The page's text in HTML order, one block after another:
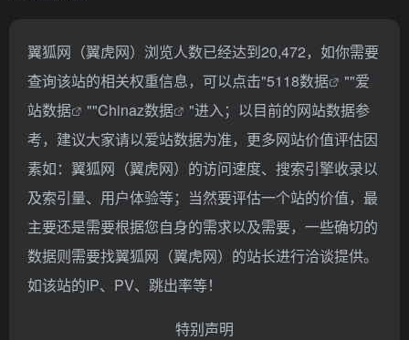
翼狐网（翼虎网）浏览人数已经达到20,472，如你需要
查询该站的相关权重信息，可以点击"5118数据 ""爱
站数据
""Chinaz数据
"进入；以目前的网站数据参
考，建议大家请以爱站数据为准，更多网站价值评估因
素如：翼狐网（翼虎网）的访问速度、搜索引擎收录以
及索引量、用户体验等；当然要评估一个站的价值，最
主要还是需要根据您自身的需求以及需要，一些确切的
数据则需要找翼狐网（翼虎网）的站长进行洽谈提供。
如该站的IP、PV、跳出率等！
特别声明